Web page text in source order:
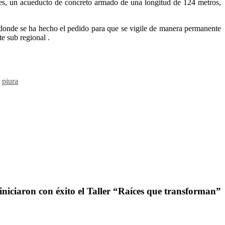
un acueducto de concreto armado de una longitud de 124 metros,
se ha hecho el pedido para que se vigile de manera permanente
sub regional .
piura
con éxito el Taller “Raíces que transforman”